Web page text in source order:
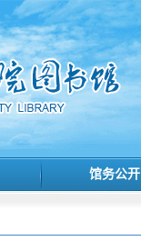
馆务公开